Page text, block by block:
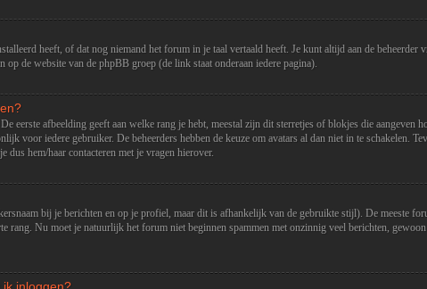
heeft, of dat nog niemand het forum in je taal vertaald heeft. Je kunt altijd aan de
de website van de phpBB groep (de link staat onderaan iedere pagina).
eerste afbeelding geeft aan welke rang je hebt, meestal zijn dit sterretjes of blokjes die
voor iedere gebruiker. De beheerders hebben de keuze om avatars al dan niet in te schakelen.
dus hem/haar contacteren met je vragen hierover.
bij je berichten en op je profiel, maar dit is afhankelijk van de gebruikte stijl). De meeste
rang. Nu moet je natuurlijk het forum niet beginnen spammen met onzinnig veel berichten,